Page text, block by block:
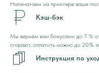
Напечатаем на принтере ваше
Кэш-бэк
Мы вернём вам бонусами до 7 %
сгорают, оплатить можно до 20%
Инструкция по